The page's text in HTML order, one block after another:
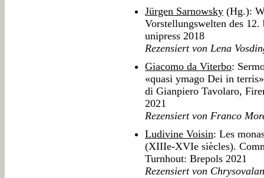
Jürgen Sarnowsky (Hg.):
Vorstellungswelten des
unipress 2018
Rezensiert von Lena
Giacomo da Viterbo:
«quasi ymago Dei in
di Gianpiero Tavolaro,
2021
Rezensiert von Franco
Ludivine Voisin: Les
(XIIIe-XVIe siècles).
Turnhout: Brepols 2021
Rezensiert von